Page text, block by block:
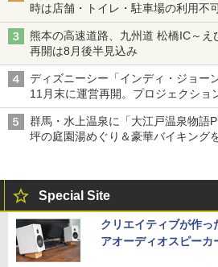
時は店舗・トイレ・駐車場の利用不
熊本の高速道路、九州道 松橋IC～
再開は8月後半見込み
ディズニーシー「インディ・ジョー
11月末に運営再開。プロジェクショ
は1500円
群馬・水上温泉に「大江戸温泉物語
坪の庭園湯めぐり＆豪華バイキング
Special Site
クリエイティブが作っ
アオーディオスピーカ